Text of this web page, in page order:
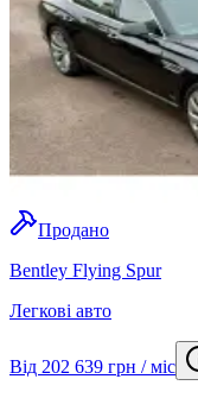
Продано
Bentley Flying Spur
Легкові авто
Від 202 639 грн / міс